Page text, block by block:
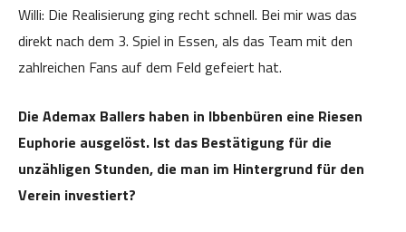
Willi: Die Realisierung ging recht schnell. Bei mir was das
direkt nach dem 3. Spiel in Essen, als das Team mit den
zahlreichen Fans auf dem Feld gefeiert hat.
Die Ademax Ballers haben in Ibbenbüren eine Riesen
Euphorie ausgelöst. Ist das Bestätigung für die
unzähligen Stunden, die man im Hintergrund für den
Verein investiert?